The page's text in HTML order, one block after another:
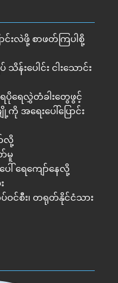
းလဲဖို့ စာဖတ်ကြပါစို့
န်းပေါင်း ငါး​သောင်း
ရေလွှဲတံခါးတွေဖွင့်
အရေးပေါ်ပြောင်း
လို့
မူ
ါ် ရေကျော်နေလို့
ပ်ဝင်စီး၊ တရုတ်နိုင်ငံသား